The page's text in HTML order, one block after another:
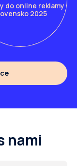
do online reklamy
2025
nami